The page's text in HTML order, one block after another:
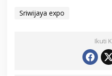
Sriwijaya expo
Ikuti